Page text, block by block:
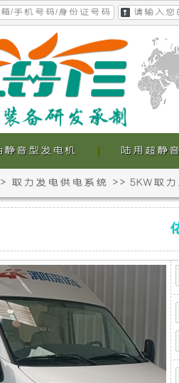
陆用超静
我
的
静
音
静音型发电机
取力发电供电系统 >> 5KW取